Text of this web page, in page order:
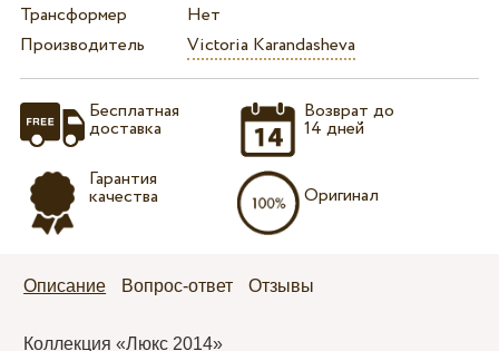
Трансформер
Нет
Производитель
Victoria Karandasheva
Бесплатная
доставка
Гарантия
качества
Возврат до
14 дней
Оригинал
Описание Вопрос-ответ Отзывы
Коллекция «Люкс 2014»